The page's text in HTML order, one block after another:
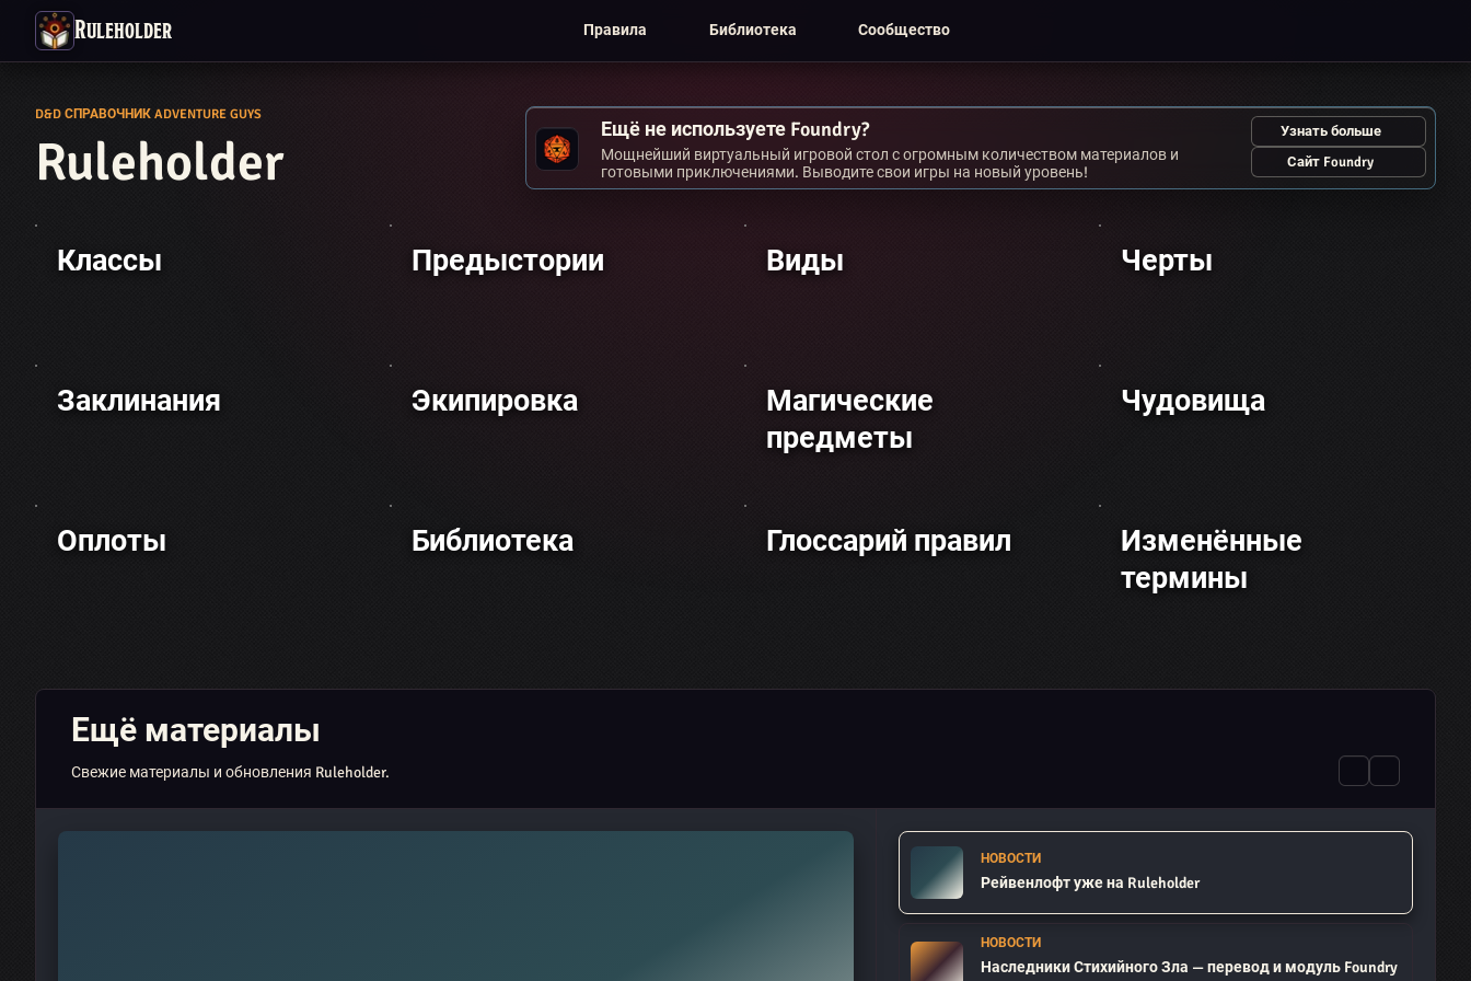
Ruleholder Правила Библиотека Сообщество
D&D СПРАВОЧНИК ADVENTURE GUYS
Ruleholder
Ещё не используете Foundry?
Мощнейший виртуальный игровой стол с огромным количеством материалов и
готовыми приключениями. Выводите свои игры на новый уровень!
Узнать больше
Сайт Foundry
Классы Предыстории Виды Черты
Заклинания Экипировка
Магические
предметы
Чудовища
Оплоты Библиотека Глоссарий правил
Изменённые
термины
Ещё материалы
Свежие материалы и обновления Ruleholder.
НОВОСТИ
Рейвенлофт уже на Ruleholder
НОВОСТИ
Наследники Стихийного Зла — перевод и модуль Foundry